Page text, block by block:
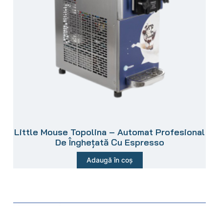
Little Mouse Topolina – Automat Profesional
De Înghețată Cu Espresso
Adaugă în coș